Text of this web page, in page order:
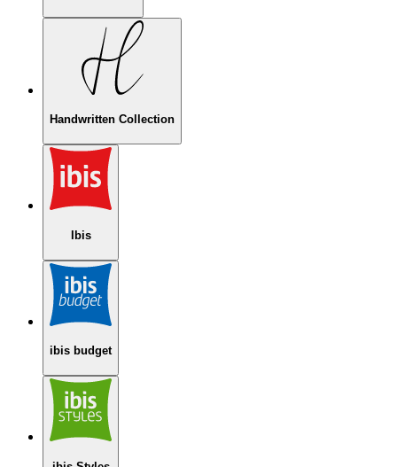
Handwritten Collection
Ibis
ibis budget